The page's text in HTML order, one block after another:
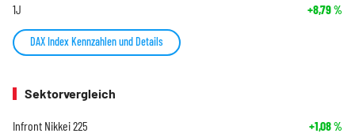
1J +8,79%
DAX Index Kennzahlen und Details
Sektorvergleich
Infront Nikkei 225 +1,08%